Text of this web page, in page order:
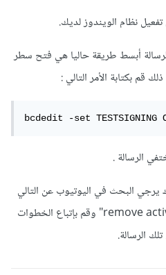
نظام الويندوز لديك.
أبسط طريقة حاليا هي فتح سطر
bcdedit -set TESTSIGNING
الرسالة .
يرجي البحث في اليوتيوب عن التالي
"remove activate windows watermark" وقم بإتباع الخطوات
الرسالة.